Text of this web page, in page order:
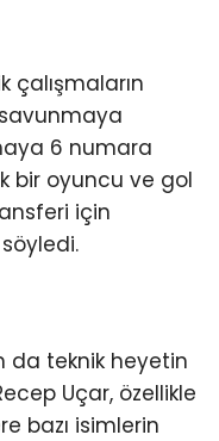
çalışmaların
6 numara
bir oyuncu ve gol
için
da teknik heyetin
Uçar, özellikle
bazı isimlerin